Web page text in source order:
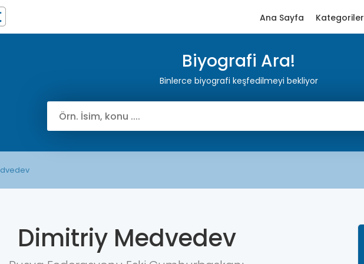
Ana Sayfa Kategoriler
Biyografi Ara!
Binlerce biyografi keşfedilmeyi bekliyor
Dimitriy Medvedev